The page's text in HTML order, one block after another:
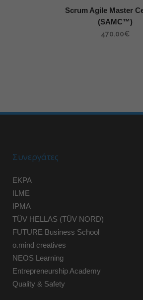
Scrum Agile Master
(SAMC™)
470.00€
Συνεργάτες
EKPA
ILME
IPMA
TÜV HELLAS (TÜV NORD)
FUTURE Business School
o.mind creatives
NEOS Learning
Entrepreneurship Academy
Quality & Safety